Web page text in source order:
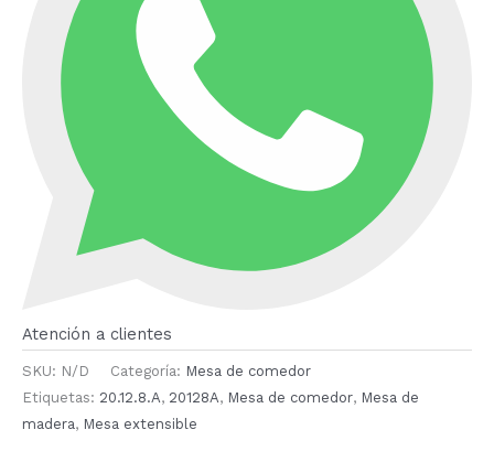
Atención a clientes
SKU: N/D Categoría: Mesa de comedor
Etiquetas: 20.12.8.A, 20128A, Mesa de comedor, Mesa de
madera, Mesa extensible